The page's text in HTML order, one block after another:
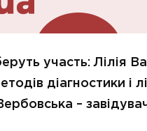
участь: Лілія
діагностики
–